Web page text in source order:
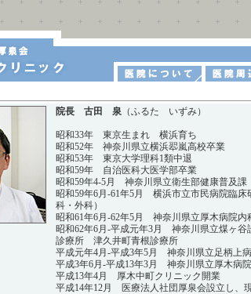
院長 古田 泉 （ふるた いずみ）
昭和33年 東京生まれ 横浜育ち
昭和52年 神奈川県立横浜翆嵐高校卒業
昭和53年 東京大学理科1類中退
昭和59年 自治医科大医学部卒業
昭和59年4-5月 神奈川県立衛生部健康普及課
昭和59年6月-61年5月 横浜市立市民病院臨
科・外科）
昭和61年6月-62年5月 神奈川県立厚木病院内
昭和62年6月-平成元年3月 神奈川県立煤ヶ
診療所 津久井町青根診療所
平成元年4月-平成3年5月 神奈川県立足柄上
平成3年6月-平成13年3月 神奈川県立厚木病
平成13年4月 厚木中町クリニック開業
平成14年12月 医療法人社団厚泉会設立し、